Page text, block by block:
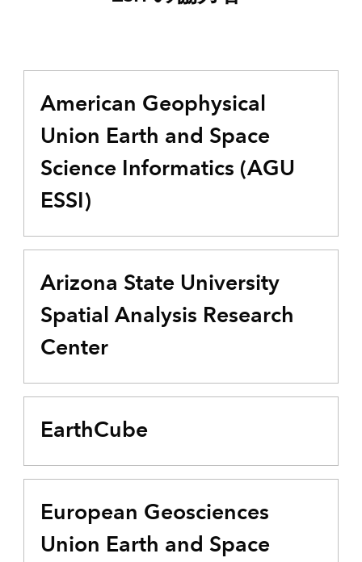
American Geophysical
Union Earth and Space
Science Informatics (AGU
ESSI)
Arizona State University
Spatial Analysis Research
Center
EarthCube
European Geosciences
Union Earth and Space